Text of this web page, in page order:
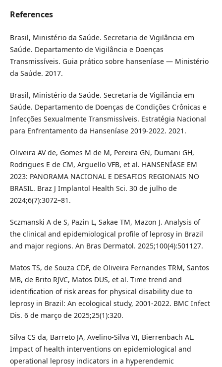
References
Brasil, Ministério da Saúde. Secretaria de Vigilância em
Saúde. Departamento de Vigilância e Doenças
Transmissíveis. Guia prático sobre hanseníase — Ministério
da Saúde. 2017.
Brasil, Ministério da Saúde. Secretaria de Vigilância em
Saúde. Departamento de Doenças de Condições Crônicas e
Infecções Sexualmente Transmissíveis. Estratégia Nacional
para Enfrentamento da Hanseníase 2019-2022. 2021.
Oliveira AV de, Gomes M de M, Pereira GN, Dumani GH,
Rodrigues E de CM, Arguello VFB, et al. HANSENÍASE EM
2023: PANORAMA NACIONAL E DESAFIOS REGIONAIS NO
BRASIL. Braz J Implantol Health Sci. 30 de julho de
2024;6(7):3072–81.
Sczmanski A de S, Pazin L, Sakae TM, Mazon J. Analysis of
the clinical and epidemiological profile of leprosy in Brazil
and major regions. An Bras Dermatol. 2025;100(4):501127.
Matos TS, de Souza CDF, de Oliveira Fernandes TRM, Santos
MB, de Brito RJVC, Matos DUS, et al. Time trend and
identification of risk areas for physical disability due to
leprosy in Brazil: An ecological study, 2001-2022. BMC Infect
Dis. 6 de março de 2025;25(1):320.
Silva CS da, Barreto JA, Avelino-Silva VI, Bierrenbach AL.
Impact of health interventions on epidemiological and
operational leprosy indicators in a hyperendemic